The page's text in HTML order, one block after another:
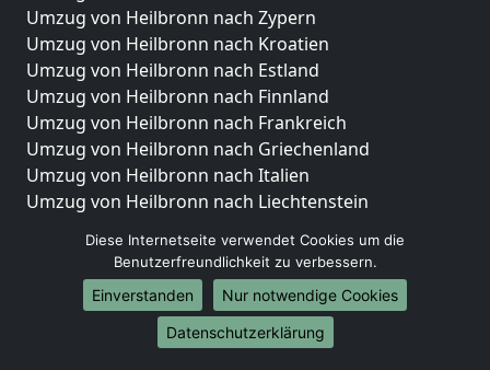
Umzug von Heilbronn nach Zypern
Umzug von Heilbronn nach Kroatien
Umzug von Heilbronn nach Estland
Umzug von Heilbronn nach Finnland
Umzug von Heilbronn nach Frankreich
Umzug von Heilbronn nach Griechenland
Umzug von Heilbronn nach Italien
Umzug von Heilbronn nach Liechtenstein
Umzug von Heilbronn nach Niederlande
Umzug von Heilbronn nach Norwegen
Umzüge-Deutschlandweit
Diese Internetseite verwendet Cookies um die
Benutzerfreundlichkeit zu verbessern.
Einverstanden
Nur notwendige Cookies
Datenschutzerklärung